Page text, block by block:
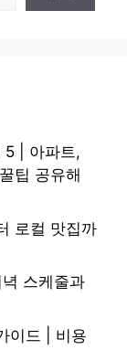
5 | 아파트,
팁 공유해
로컬 맛집까
스케줄과
이드 | 비용